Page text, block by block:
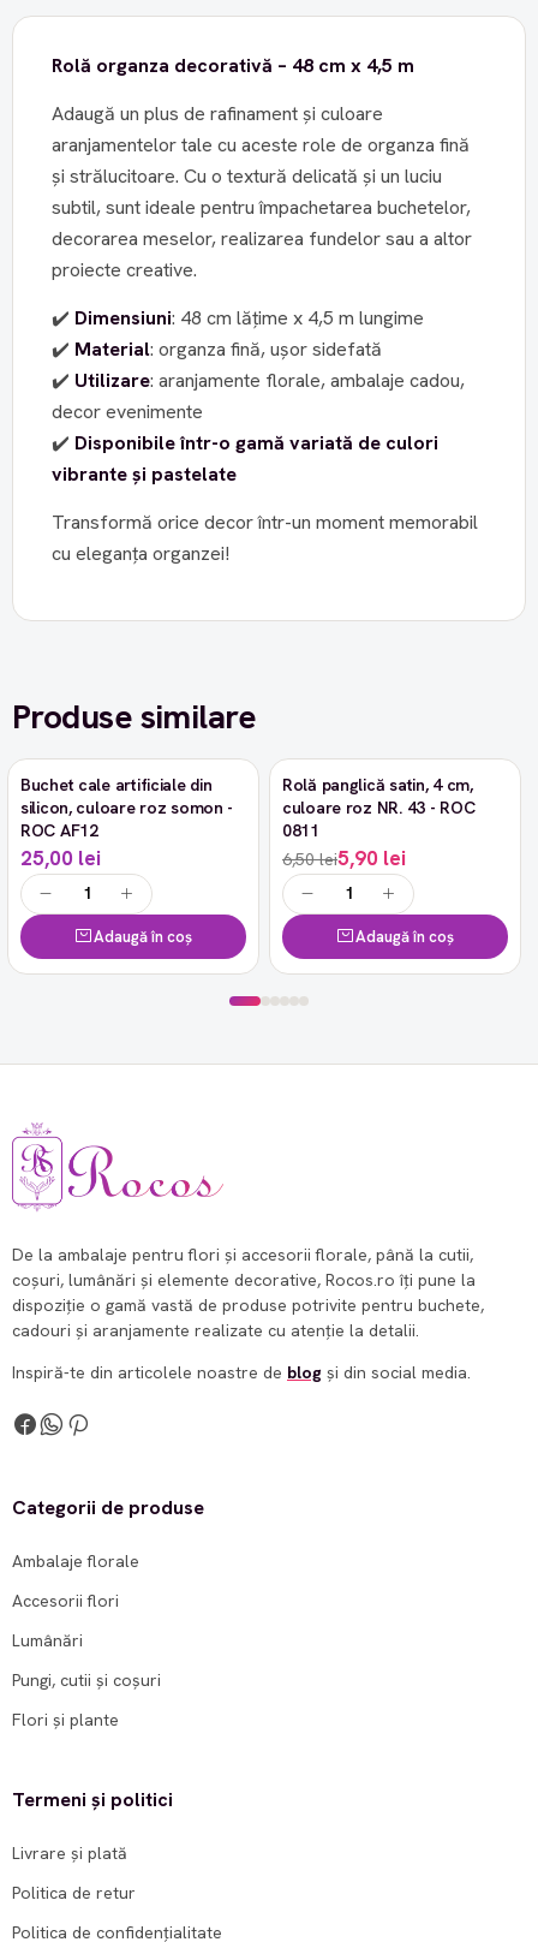
Rolă organza decorativă – 48 cm x 4,5 m
Adaugă un plus de rafinament și culoare
aranjamentelor tale cu aceste role de organza fină
și strălucitoare. Cu o textură delicată și un luciu
subtil, sunt ideale pentru împachetarea buchetelor,
decorarea meselor, realizarea fundelor sau a altor
proiecte creative.
✔️ Dimensiuni: 48 cm lățime x 4,5 m lungime
✔️ Material: organza fină, ușor sidefată
✔️ Utilizare: aranjamente florale, ambalaje cadou,
decor evenimente
✔️ Disponibile într-o gamă variată de culori
vibrante și pastelate
Transformă orice decor într-un moment memorabil
cu eleganța organzei!
Produse similare
Buchet cale artificiale din
silicon, culoare roz somon -
ROC AF12
25,00 lei
Adaugă în coș
-9%
Rolă panglică satin, 4 cm,
culoare roz NR. 43 - ROC
0811
6,50 lei5,90 lei
Adaugă în coș
De la ambalaje pentru flori și accesorii florale, până la cutii,
coșuri, lumânări și elemente decorative, Rocos.ro îți pune la
dispoziție o gamă vastă de produse potrivite pentru buchete,
cadouri și aranjamente realizate cu atenție la detalii.
Inspiră-te din articolele noastre de blog și din social media.
Categorii de produse
Ambalaje florale
Accesorii flori
Lumânări
Pungi, cutii și coșuri
Flori și plante
Termeni și politici
Livrare și plată
Politica de retur
Politica de confidențialitate